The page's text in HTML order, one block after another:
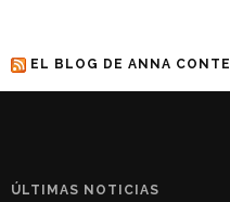
EL BLOG DE ANNA CONTE
ÚLTIMAS NOTICIAS